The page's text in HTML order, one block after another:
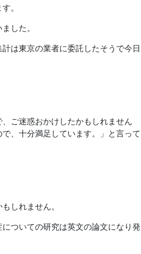
。
した。
は東京の業者に委託したそうで今日
ご迷惑おかけしたかもしれません
、十分満足しています。」と言って
しれません。
ついての研究は英文の論文になり発